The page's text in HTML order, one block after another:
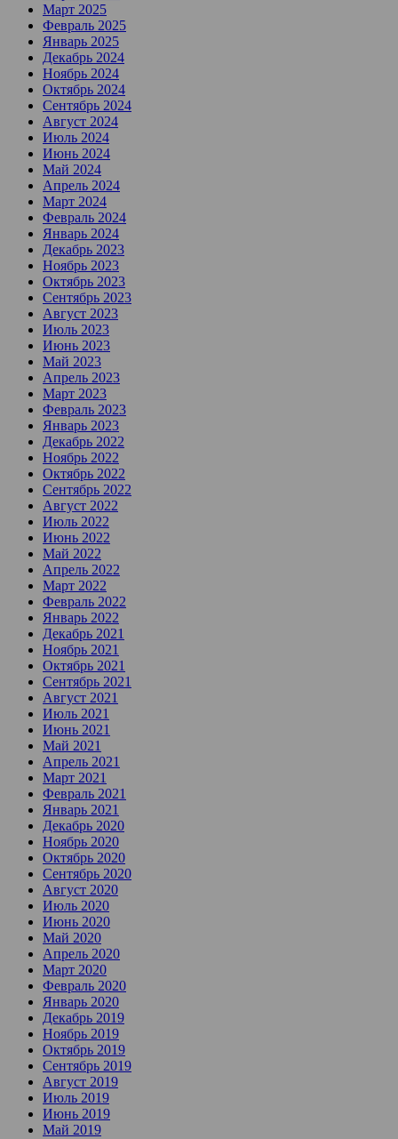
Март 2025
Февраль 2025
Январь 2025
Декабрь 2024
Ноябрь 2024
Октябрь 2024
Сентябрь 2024
Август 2024
Июль 2024
Июнь 2024
Май 2024
Апрель 2024
Март 2024
Февраль 2024
Январь 2024
Декабрь 2023
Ноябрь 2023
Октябрь 2023
Сентябрь 2023
Август 2023
Июль 2023
Июнь 2023
Май 2023
Апрель 2023
Март 2023
Февраль 2023
Январь 2023
Декабрь 2022
Ноябрь 2022
Октябрь 2022
Сентябрь 2022
Август 2022
Июль 2022
Июнь 2022
Май 2022
Апрель 2022
Март 2022
Февраль 2022
Январь 2022
Декабрь 2021
Ноябрь 2021
Октябрь 2021
Сентябрь 2021
Август 2021
Июль 2021
Июнь 2021
Май 2021
Апрель 2021
Март 2021
Февраль 2021
Январь 2021
Декабрь 2020
Ноябрь 2020
Октябрь 2020
Сентябрь 2020
Август 2020
Июль 2020
Июнь 2020
Май 2020
Апрель 2020
Март 2020
Февраль 2020
Январь 2020
Декабрь 2019
Ноябрь 2019
Октябрь 2019
Сентябрь 2019
Август 2019
Июль 2019
Июнь 2019
Май 2019